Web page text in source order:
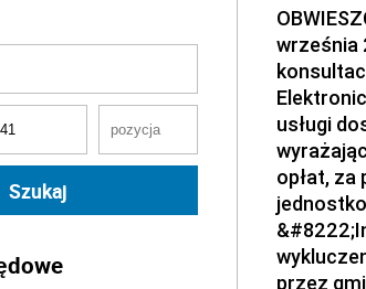
września
usługi
opłat,
przez